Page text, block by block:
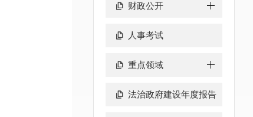
财政公开
人事考试
重点领域
法治政府建设年度报告